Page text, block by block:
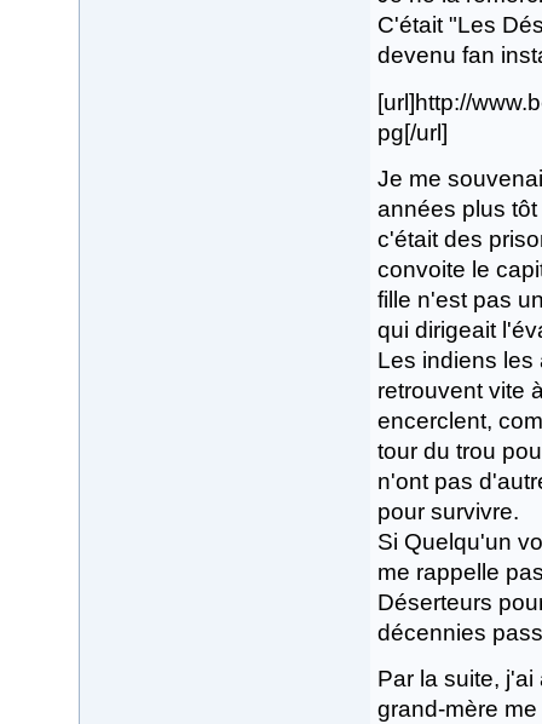
C'était "Les
devenu fan
[url]http://
pg[/url]
Je me
années plus
c'était des
convoite le
fille n'est pas
qui dirigeait
Les indiens les
retrouvent vite
encerclent,
tour du trou
n'ont pas
pour survivre.
Si Quelqu'un
me rappelle
Déserteurs
décennies
Par la suite,
grand-mère